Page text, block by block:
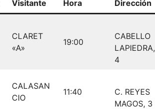
Visitante Hora Dirección
CLARET
«A»
19:00
CABELLO
LAPIEDRA,
4
CALASAN
CIO
11:40
C. REYES
MAGOS, 3